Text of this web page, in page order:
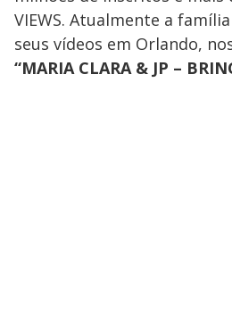
VIEWS. Atualmente a
seus vídeos em Orlando,
“MARIA CLARA & JP –